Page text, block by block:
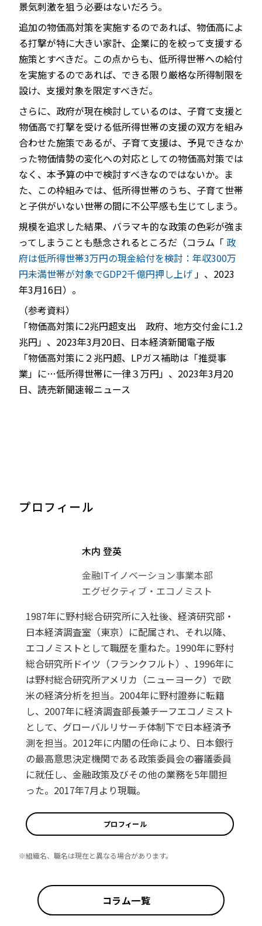
景気刺激を狙う必要はないだろう。
追加の物価高対策を実施するのであれば、物価高によ
る打撃が特に大きい家計、企業に的を絞って支援する
施策とすべきだ。この点からも、低所得世帯への給付
を実施するのであれば、できる限り厳格な所得制限を
設け、支援対象を限定すべきだ。
さらに、政府が現在検討しているのは、子育て支援と
物価高で打撃を受ける低所得世帯の支援の双方を組み
合わせた施策であるが、子育て支援は、予見できなか
った物価情勢の変化への対応としての物価高対策では
なく、本予算の中で検討すべきなのではないか。ま
た、この枠組みでは、低所得世帯のうち、子育て世帯
と子供がいない世帯の間に不公平感も生じてしまう。
規模を追求した結果、バラマキ的な政策の色彩が強ま
ってしまうことも懸念されるところだ（コラム「 政
府は低所得世帯3万円の現金給付を検討：年収300万
円未満世帯が対象でGDP2千億円押し上げ」、2023
年3月16日）。
（参考資料）
「物価高対策に2兆円超支出 政府、地方交付金に1.2
兆円」、2023年3月20日、日本経済新聞電子版
「物価高対策に２兆円超、LPガス補助は「推奨事
業」に…低所得世帯に一律３万円」、2023年3月20
日、読売新聞速報ニュース
プロフィール
木内 登英
金融ITイノベーション事業本部
エグゼクティブ・エコノミスト
1987年に野村総合研究所に入社後、経済研究部・
日本経済調査室（東京）に配属され、それ以降、
エコノミストとして職歴を重ねた。1990年に野村
総合研究所ドイツ（フランクフルト）、1996年に
は野村総合研究所アメリカ（ニューヨーク）で欧
米の経済分析を担当。2004年に野村證券に転籍
し、2007年に経済調査部長兼チーフエコノミスト
として、グローバルリサーチ体制下で日本経済予
測を担当。2012年に内閣の任命により、日本銀行
の最高意思決定機関である政策委員会の審議委員
に就任し、金融政策及びその他の業務を5年間担
った。2017年7月より現職。
プロフィール
※組織名、職名は現在と異なる場合があります。
コラム一覧